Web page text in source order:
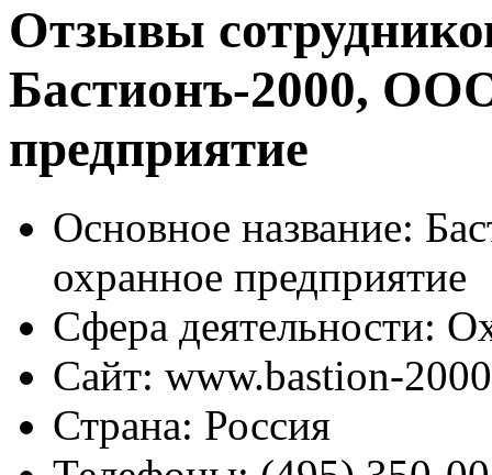
Отзывы
Бастионъ-2000,
предприятие
Основное название:
охранное предприятие
Сфера деятельности:
Сайт: www.bastion-
Страна: Россия